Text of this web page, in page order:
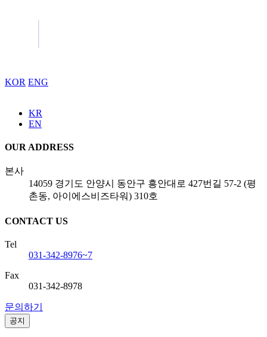
KOR ENG
KR
EN
OUR ADDRESS
본사
14059 경기도 안양시 동안구 흥안대로 427번길 57-2 (평
촌동, 아이에스비즈타워) 310호
CONTACT US
Tel
031-342-8976~7
Fax
031-342-8978
문의하기
공지